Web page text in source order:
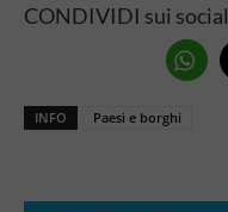
CONDIVIDI sui social
INFO Paesi e borghi